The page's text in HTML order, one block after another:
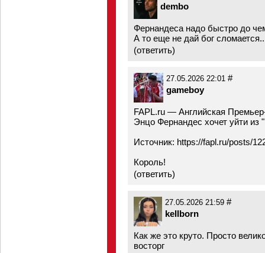
dembo
Фернандеса надо быстро до
А то еще не дай бог
(ответить)
27.05.2026 22:01 #
gameboy
FAPL.ru — Английская
Энцо Фернандес хочет уйти из
Источник: https://fapl.ru/posts/
Король!
(ответить)
27.05.2026 21:59 #
kellborn
Как же это круто. Просто
восторг